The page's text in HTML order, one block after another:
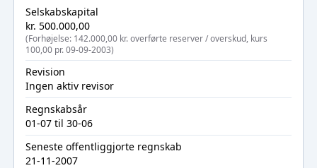
Selskabskapital
kr. 500.000,00
(Forhøjelse: 142.000,00 kr. overførte reserver / overskud, kurs
100,00 pr. 09-09-2003)
Revision
Ingen aktiv revisor
Regnskabsår
01-07 til 30-06
Seneste offentliggjorte regnskab
21-11-2007